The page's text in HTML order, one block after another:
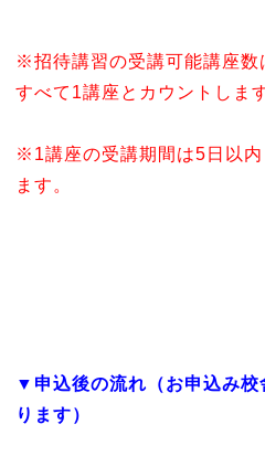
※招待講習の受講可能講座数
すべて1講座とカウントします
※1講座の受講期間は5日以
ます。
▼申込後の流れ（お申込み校
ります）